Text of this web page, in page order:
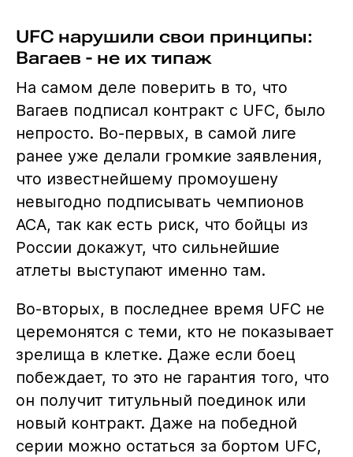
UFC нарушили свои принципы:
Вагаев - не их типаж
На самом деле поверить в то, что
Вагаев подписал контракт с UFC, было
непросто. Во-первых, в самой лиге
ранее уже делали громкие заявления,
что известнейшему промоушену
невыгодно подписывать чемпионов
АСА, так как есть риск, что бойцы из
России докажут, что сильнейшие
атлеты выступают именно там.
Во-вторых, в последнее время UFC не
церемонятся с теми, кто не показывает
зрелища в клетке. Даже если боец
побеждает, то это не гарантия того, что
он получит титульный поединок или
новый контракт. Даже на победной
серии можно остаться за бортом UFC,